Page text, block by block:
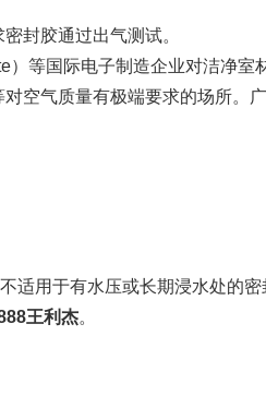
封胶通过出气测试。
等国际电子制造企业对洁净
空气质量有极端要求的场所。
适用于有水压或长期浸水处的
王利杰。